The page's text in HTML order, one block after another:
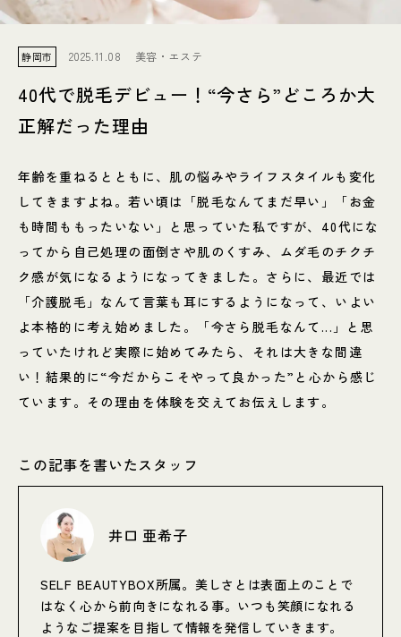
静岡市 2025.11.08 美容・エステ
40代で脱毛デビュー！“今さら”どころか大
正解だった理由
年齢を重ねるとともに、肌の悩みやライフスタイルも変化
してきますよね。若い頃は「脱毛なんてまだ早い」「お金
も時間ももったいない」と思っていた私ですが、40代にな
ってから自己処理の面倒さや肌のくすみ、ムダ毛のチクチ
ク感が気になるようになってきました。さらに、最近では
「介護脱毛」なんて言葉も耳にするようになって、いよい
よ本格的に考え始めました。「今さら脱毛なんて...」と思
っていたけれど実際に始めてみたら、それは大きな間違
い！結果的に“今だからこそやって良かった”と心から感じ
ています。その理由を体験を交えてお伝えします。
この記事を書いたスタッフ
井口 亜希子
SELF BEAUTYBOX所属。美しさとは表面上のことで
はなく心から前向きになれる事。いつも笑顔になれる
ようなご提案を目指して情報を発信していきます。